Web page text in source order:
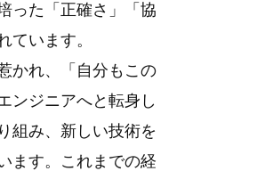
った「正確さ」「協
ています。
かれ、「自分もこの
ンジニアへと転身し
組み、新しい技術を
ます。これまでの経